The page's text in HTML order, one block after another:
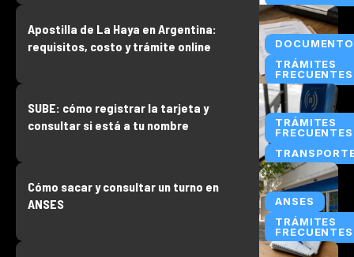
TRÁMITES
FRECUENTES
Apostilla de La Haya en Argentina:
requisitos, costo y trámite online
TRÁMITES
FRECUENTES
SUBE: cómo registrar la tarjeta y
consultar si está a tu nombre
ANSES
TRÁMITES
FRECUENTES
Cómo sacar y consultar un turno en
ANSES